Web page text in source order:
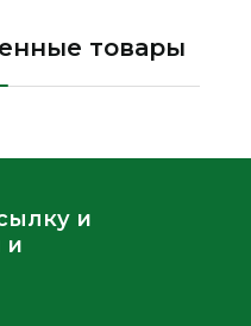
товары
и
и